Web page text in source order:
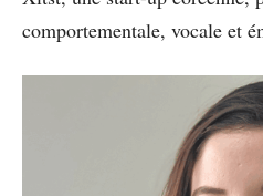
comportementale, vocale et